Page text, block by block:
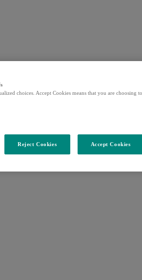
par du tissu conjonctif et graisseux.
mamelon par un réseau de canaux
choices. Accept Cookies means that you are choosing to
Reject Cookies Accept Cookies